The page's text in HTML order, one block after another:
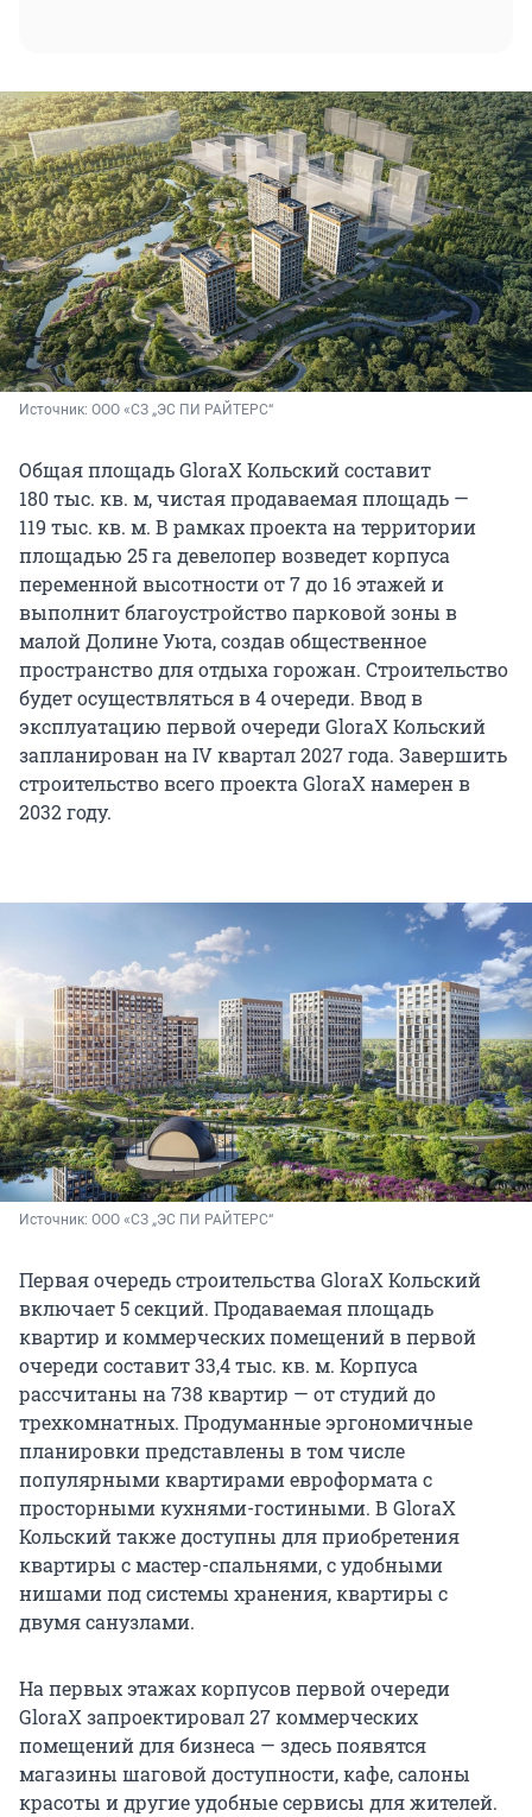
Источник: ООО «СЗ „ЭС ПИ РАЙТЕРС“
Общая площадь GloraX Кольский составит
180 тыс. кв. м, чистая продаваемая площадь —
119 тыс. кв. м. В рамках проекта на территории
площадью 25 га девелопер возведет корпуса
переменной высотности от 7 до 16 этажей и
выполнит благоустройство парковой зоны в
малой Долине Уюта, создав общественное
пространство для отдыха горожан. Строительство
будет осуществляться в 4 очереди. Ввод в
эксплуатацию первой очереди GloraX Кольский
запланирован на IV квартал 2027 года. Завершить
строительство всего проекта GloraX намерен в
2032 году.
Источник: ООО «СЗ „ЭС ПИ РАЙТЕРС“
Первая очередь строительства GloraX Кольский
включает 5 секций. Продаваемая площадь
квартир и коммерческих помещений в первой
очереди составит 33,4 тыс. кв. м. Корпуса
рассчитаны на 738 квартир — от студий до
трехкомнатных. Продуманные эргономичные
планировки представлены в том числе
популярными квартирами евроформата с
просторными кухнями-гостиными. В GloraX
Кольский также доступны для приобретения
квартиры с мастер-спальнями, с удобными
нишами под системы хранения, квартиры с
двумя санузлами.
На первых этажах корпусов первой очереди
GloraX запроектировал 27 коммерческих
помещений для бизнеса — здесь появятся
магазины шаговой доступности, кафе, салоны
красоты и другие удобные сервисы для жителей.